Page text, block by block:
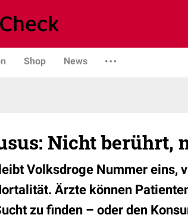
Shop News
Nicht berührt,
Volksdroge Nummer eins,
Ärzte können
zu finden – oder den